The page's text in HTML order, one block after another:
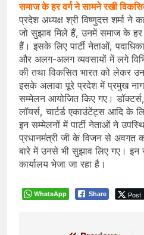
समाज के हर वर्ग ने सामने रखी
प्रदेश अध्यक्ष श्री विष्णुदत्त शर्मा ने
जो सुझाव मिले हैं, उनमें समाज के हर
हैं। इसके लिए पार्टी नेताओं,
और अलग-अलग व्यवसायों में लगे
की तथा विकसित भारत को लेकर
इसके अलावा पूरे प्रदेश में प्रमुख
सम्मेलन आयोजित किए गए। डॉक्टर्स,
लॉयर्स, चार्टर्ड एकाउंटेंट्स आदि
इन सम्मेलनों में पार्टी नेताओं ने
प्रधानमंत्री जी के विजन से अवगत
बारे में उनसे भी सुझाव लिए गए।
कार्यालय भेजा जा रहा है।
WhatsApp Share Post